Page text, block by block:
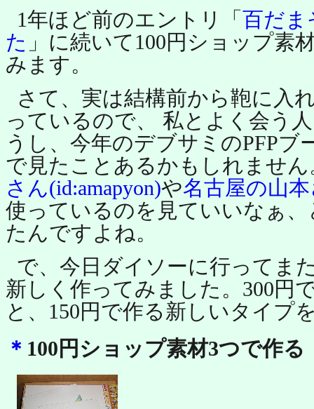
1年ほど前のエントリ「 百だま
た 」に続いて100円ショップ素
みます。
さて、実は結構前から鞄に入
っているので、 私とよく会う
うし、今年のデブサミのPFPブ
で見たことあるかもしれませ
さん(id:amapyon)や名古屋の山本
使っているのを見ていいなぁ
たんですよね。
で、今日ダイソーに行ってま
新しく作ってみました。300円
と、150円で作る新しいタイプ
＊ 100円ショップ素材3つで作る